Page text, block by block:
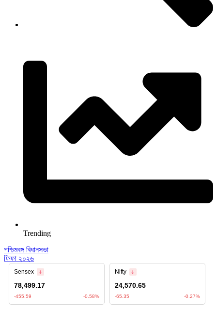
Trending
পশ্চিমবঙ্গ বিধানসভা
ফিফা ২০২৬